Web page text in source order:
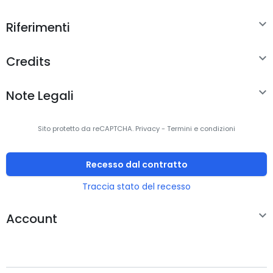
ppm. Scansione: Scansione a colori, Risoluzione di
Massimo formato carta serie ISO A: A4. Wi-Fi. Colore
del prodotto: Nero
Velocità di stampa
Stampa fronte/retro Sì
A4/US Letter)
Riferimenti 
Credits 
Note Legali 
Sito protetto da reCAPTCHA. Privacy- Termini e condizioni
Recesso dal contratto
Traccia stato del recesso
Account 